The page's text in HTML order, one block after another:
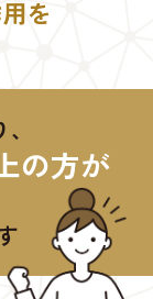
の方が